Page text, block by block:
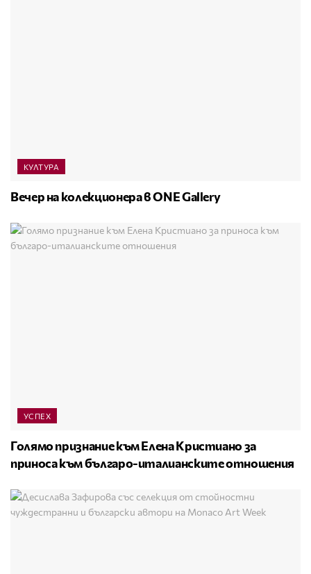
КУЛТУРА
Вечер на колекционера в ONE Gallery
УСПЕХ
Голямо признание към Елена Кристиано за
приноса към българо-италианските отношения